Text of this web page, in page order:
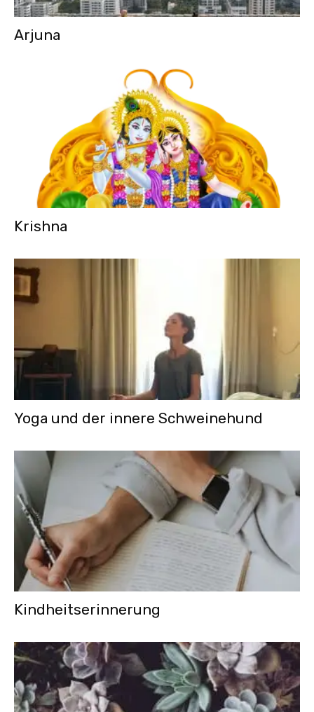
Arjuna
Krishna
Yoga und der innere Schweinehund
Kindheitserinnerung